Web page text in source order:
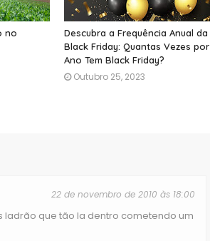
no
Descubra a Frequência Anual da
Black Friday: Quantas Vezes por
Ano Tem Black Friday?
Outubro 25, 2023
22 de novembro de 2010 às 18:00
que tão la dentro cometendo um